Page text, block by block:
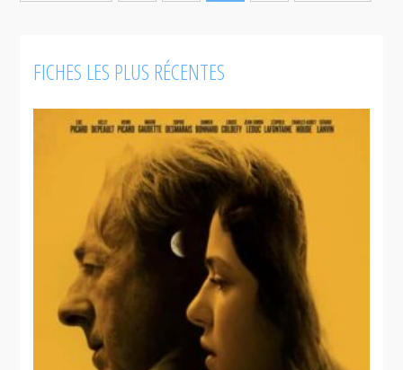
FICHES LES PLUS RÉCENTES